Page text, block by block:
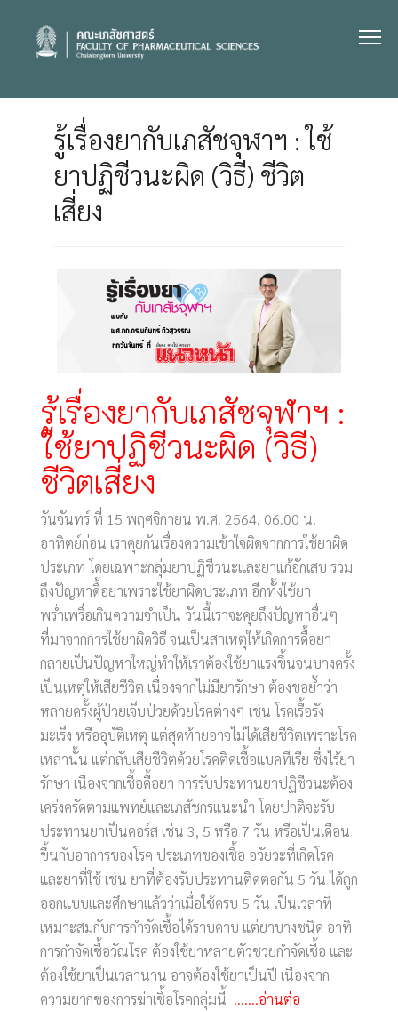
content
รู้เรื่องยากับเภสัชจุฬาฯ : ใช้
ยาปฏิชีวนะผิด (วิธี) ชีวิต
เสี่ยง
รู้เรื่องยากับเภสัชจุฬาฯ :
ใช้ยาปฏิชีวนะผิด (วิธี)
ชีวิตเสี่ยง
วันจันทร์ ที่ 15 พฤศจิกายน พ.ศ. 2564, 06.00 น.
อาทิตย์ก่อน เราคุยกันเรื่องความเข้าใจผิดจากการใช้ยาผิด
ประเภท โดยเฉพาะกลุ่มยาปฏิชีวนะและยาแก้อักเสบ รวม
ถึงปัญหาดื้อยาเพราะใช้ยาผิดประเภท อีกทั้งใช้ยา
พร่ำเพรื่อเกินความจำเป็น วันนี้เราจะคุยถึงปัญหาอื่นๆ
ที่มาจากการใช้ยาผิดวิธี จนเป็นสาเหตุให้เกิดการดื้อยา
กลายเป็นปัญหาใหญ่ทำให้เราต้องใช้ยาแรงขึ้นจนบางครั้ง
เป็นเหตุให้เสียชีวิต เนื่องจากไม่มียารักษา ต้องขอย้ำว่า
หลายครั้งผู้ป่วยเจ็บป่วยด้วยโรคต่างๆ เช่น โรคเรื้อรัง
มะเร็ง หรืออุบัติเหตุ แต่สุดท้ายอาจไม่ได้เสียชีวิตเพราะโรค
เหล่านั้น แต่กลับเสียชีวิตด้วยโรคติดเชื้อแบคทีเรีย ซึ่งไร้ยา
รักษา เนื่องจากเชื้อดื้อยา การรับประทานยาปฏิชีวนะต้อง
เคร่งครัดตามแพทย์และเภสัชกรแนะนำ โดยปกติจะรับ
ประทานยาเป็นคอร์ส เช่น 3, 5 หรือ 7 วัน หรือเป็นเดือน
ขึ้นกับอาการของโรค ประเภทของเชื้อ อวัยวะที่เกิดโรค
และยาที่ใช้ เช่น ยาที่ต้องรับประทานติดต่อกัน 5 วัน ได้ถูก
ออกแบบและศึกษาแล้วว่าเมื่อใช้ครบ 5 วัน เป็นเวลาที่
เหมาะสมกับการกำจัดเชื้อได้ราบคาบ แต่ยาบางชนิด อาทิ
การกำจัดเชื้อวัณโรค ต้องใช้ยาหลายตัวช่วยกำจัดเชื้อ และ
ต้องใช้ยาเป็นเวลานาน อาจต้องใช้ยาเป็นปี เนื่องจาก
ความยากของการฆ่าเชื้อโรคกลุ่มนี้ .......อ่านต่อ